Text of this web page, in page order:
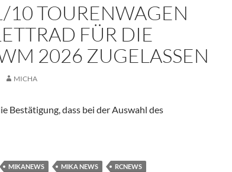
10 TOURENWAGEN
FÜR DIE
2026 ZUGELASSEN
MICHA
Bestätigung, dass bei der Auswahl des
Komplettrad für die IFMAR WM 2026 zugelassen
MIKANEWS MIKA NEWS
RCNEWS